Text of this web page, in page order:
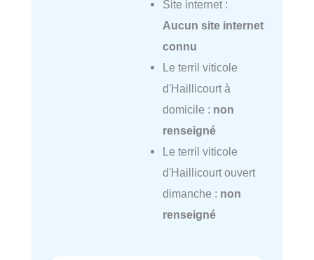
Site internet :
Aucun site internet
connu
Le terril viticole
d'Haillicourt à
domicile : non
renseigné
Le terril viticole
d'Haillicourt ouvert
dimanche : non
renseigné